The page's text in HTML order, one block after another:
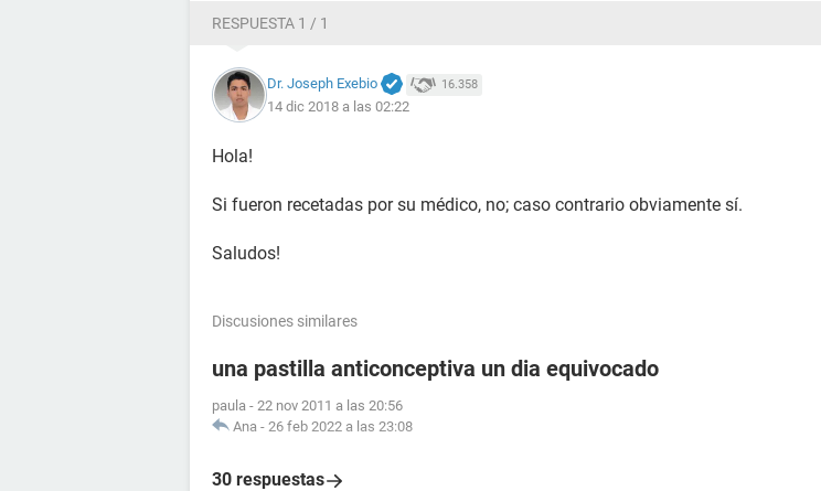
RESPUESTA 1 / 1
Dr. Joseph Exebio 16.358
14 dic 2018 a las 02:22
Hola!
Si fueron recetadas por su médico, no; caso contrario obviamente sí.
Saludos!
Discusiones similares
una pastilla anticonceptiva un dia equivocado
paula - 22 nov 2011 a las 20:56
Ana - 26 feb 2022 a las 23:08
30 respuestas